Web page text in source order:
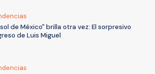
de México" brilla otra vez: El sorpresivo
de Luis Miguel